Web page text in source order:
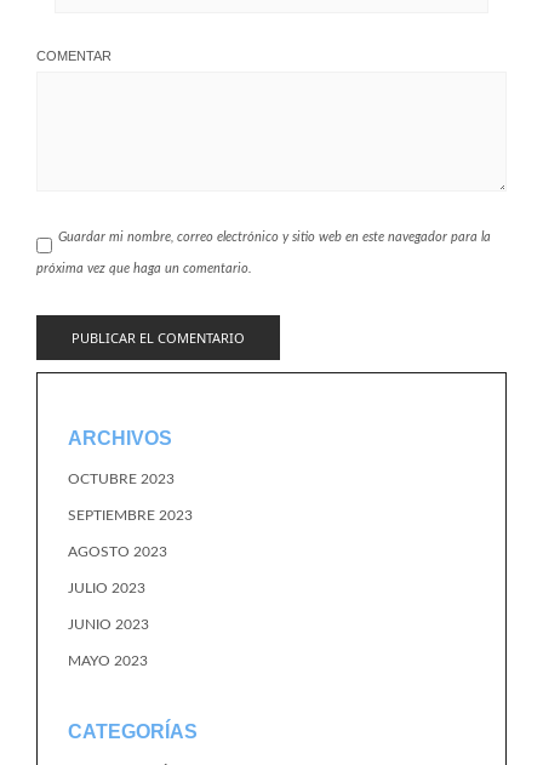
COMENTAR
Guardar mi nombre, correo electrónico y sitio web en este navegador para la
próxima vez que haga un comentario.
ARCHIVOS
OCTUBRE 2023
SEPTIEMBRE 2023
AGOSTO 2023
JULIO 2023
JUNIO 2023
MAYO 2023
CATEGORÍAS